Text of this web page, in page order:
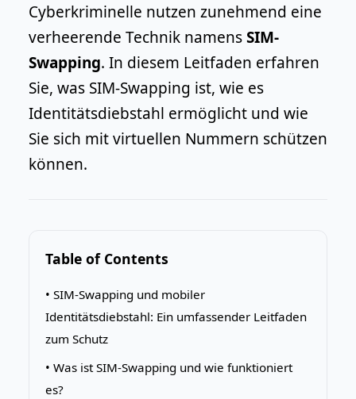
Cyberkriminelle nutzen zunehmend eine
verheerende Technik namensSIM-
Swapping. In diesem Leitfaden erfahren
Sie, was SIM-Swapping ist, wie es
Identitätsdiebstahl ermöglicht und wie
Sie sich mit virtuellen Nummern schützen
können.
Table of Contents
• SIM-Swapping und mobiler
Identitätsdiebstahl: Ein umfassender Leitfaden
zum Schutz
• Was ist SIM-Swapping und wie funktioniert
es?